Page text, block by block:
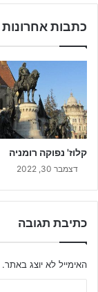
כתבות אחרונות
קלוז' נפוקה רומניה
דצמבר 30, 2022
כתיבת תגובה
האימייל לא יוצג באתר.